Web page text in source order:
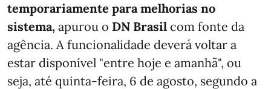
temporariamente para melhorias no
sistema, apurou o DN Brasil com fonte da
agência. A funcionalidade deverá voltar a
estar disponível "entre hoje e amanhã", ou
seja, até quinta-feira, 6 de agosto, segundo a